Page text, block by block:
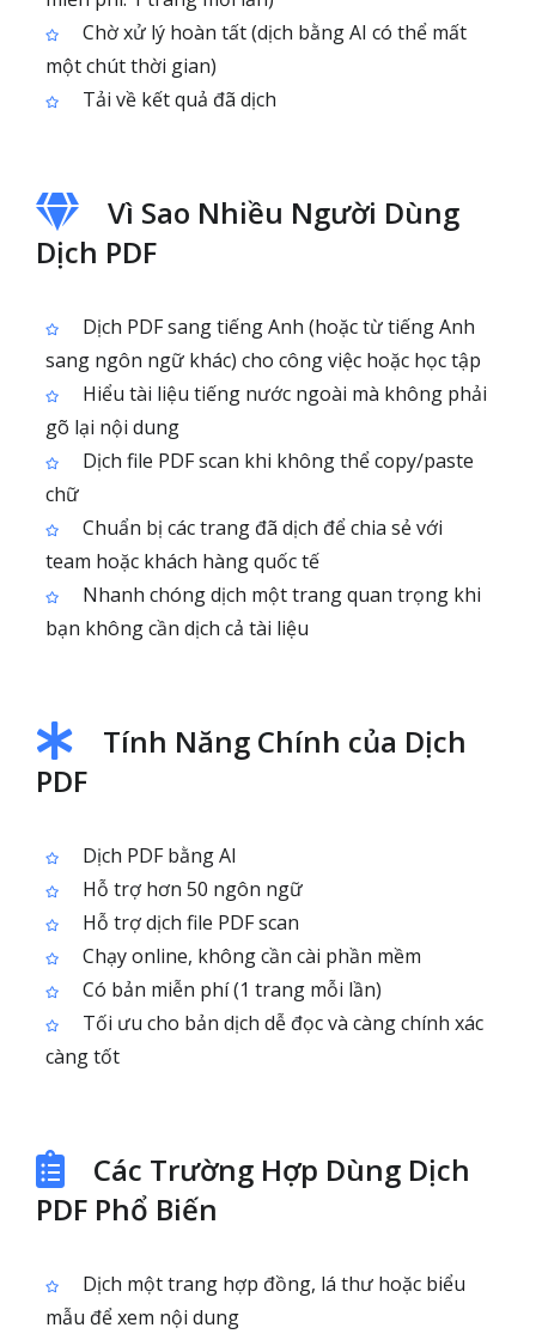
Chờ xử lý hoàn tất (dịch bằng AI có thể mất
một chút thời gian)
Tải về kết quả đã dịch
Vì Sao Nhiều Người Dùng
Dịch PDF
Dịch PDF sang tiếng Anh (hoặc từ tiếng Anh
sang ngôn ngữ khác) cho công việc hoặc học tập
Hiểu tài liệu tiếng nước ngoài mà không phải
gõ lại nội dung
Dịch file PDF scan khi không thể copy/paste
chữ
Chuẩn bị các trang đã dịch để chia sẻ với
team hoặc khách hàng quốc tế
Nhanh chóng dịch một trang quan trọng khi
bạn không cần dịch cả tài liệu
Tính Năng Chính của Dịch
PDF
Dịch PDF bằng AI
Hỗ trợ hơn 50 ngôn ngữ
Hỗ trợ dịch file PDF scan
Chạy online, không cần cài phần mềm
Có bản miễn phí (1 trang mỗi lần)
Tối ưu cho bản dịch dễ đọc và càng chính xác
càng tốt
Các Trường Hợp Dùng Dịch
PDF Phổ Biến
Dịch một trang hợp đồng, lá thư hoặc biểu
mẫu để xem nội dung